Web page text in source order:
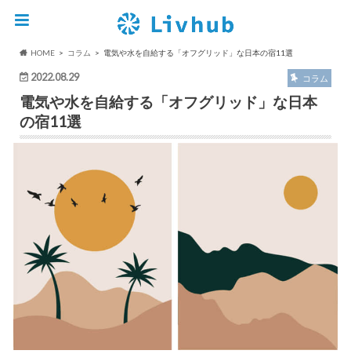
HOME コラム 電気や水を自給する「オフグリッド」な日本の宿11選
2022.08.29 コラム
電気や水を自給する「オフグリッド」な日本
の宿11選